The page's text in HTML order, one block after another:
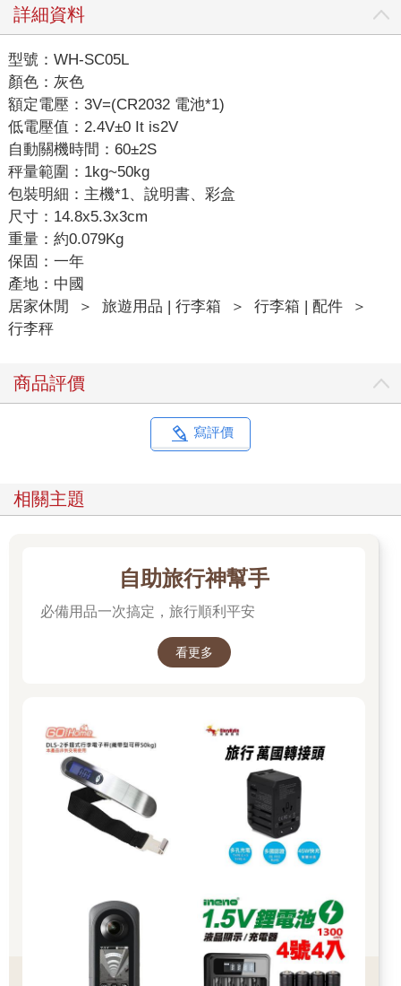
詳細資料
型號：WH-SC05L
顏色：灰色
額定電壓：3V=(CR2032 電池*1)
低電壓值：2.4V±0 It is2V
自動關機時間：60±2S
秤量範圍：1kg~50kg
包裝明細：主機*1、說明書、彩盒
尺寸：14.8x5.3x3cm
重量：約0.079Kg
保固：一年
產地：中國
居家休閒
＞ 旅遊用品 | 行李箱 ＞ 行李箱 | 配件
＞
行李秤
商品評價
寫評價
相關主題
自助旅行神幫手
必備用品一次搞定，旅行順利平安
看更多